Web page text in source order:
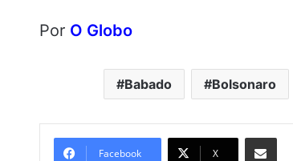
Por O Globo
Babado Bolsonaro
Facebook X
Compartilhar por e-mail